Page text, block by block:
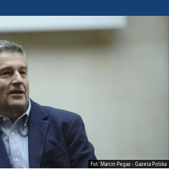
Fot. Marcin Pegaz - Gazeta Polska